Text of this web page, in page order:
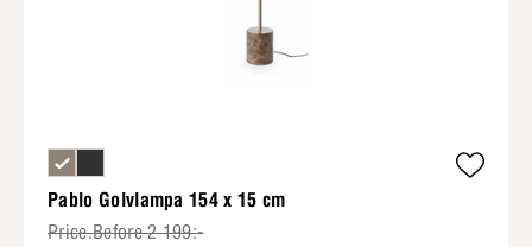
Pablo Golvlampa 154 x 15 cm
Price.Before 2 199:-